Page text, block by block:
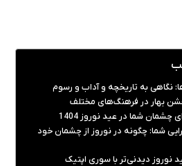
نگاهی به تاریخچه و آداب و رسوم
بهار در فرهنگ‌های مختلف
شما در عید نوروز 1404
شما: چگونه در نوروز از چشمان خود
نوروز دیدنی‌تر با سوری اپتیک